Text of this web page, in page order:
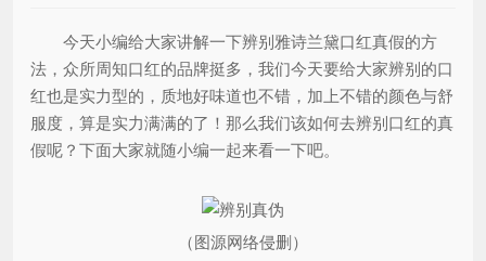
今天小编给大家讲解一下辨别雅诗兰黛口红真假的方
法，众所周知口红的品牌挺多，我们今天要给大家辨别的口
红也是实力型的，质地好味道也不错，加上不错的颜色与舒
服度，算是实力满满的了！那么我们该如何去辨别口红的真
假呢？下面大家就随小编一起来看一下吧。
（图源网络侵删）